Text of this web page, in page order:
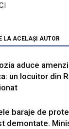
LA ACELAȘI AUTOR
aduce
un locuitor din
baraje de
demontate.